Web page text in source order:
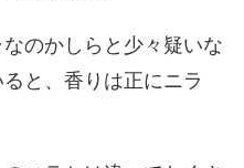
のかしらと少々疑いな
と、香りは正にニラ